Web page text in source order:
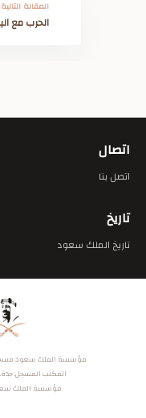
المقالة التالية
الحرب مع
اتصال
اتصل بنا
تاريخ
تاريخ الملك سعود
مؤسسة الملك سعود مسجلة
المكتب المسجل:
مؤسسة الملك